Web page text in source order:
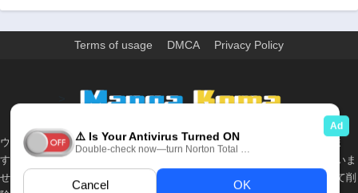
2年前 2年前
第208話 第207話
2年前
2年前
2年前 2年前
第202話
2年前
Terms of usage DMCA Privacy Policy
ウェブサイト上のすべての情報と画像は、インターネット上で収集されま
す。 このウェブサイトの情報については、所有していないか、責任を負いま
せん。 個人や組織に影響を与える場合は、必要に応じて、すぐに検討して削